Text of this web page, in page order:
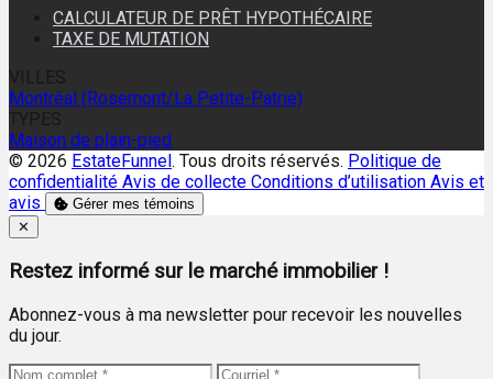
CALCULATEUR DE PRÊT HYPOTHÉCAIRE
TAXE DE MUTATION
Montréal (Rosemont/La Petite-Patrie)
Maison de plain-pied
© 2026 EstateFunnel . Tous droits réservés. Politique de
confidentialité Avis de collecte Conditions d’utilisation Avis et
avis
Gérer mes témoins
Close
✕
Restez informé sur le marché immobilier !
Abonnez-vous à ma newsletter pour recevoir les nouvelles
du jour.